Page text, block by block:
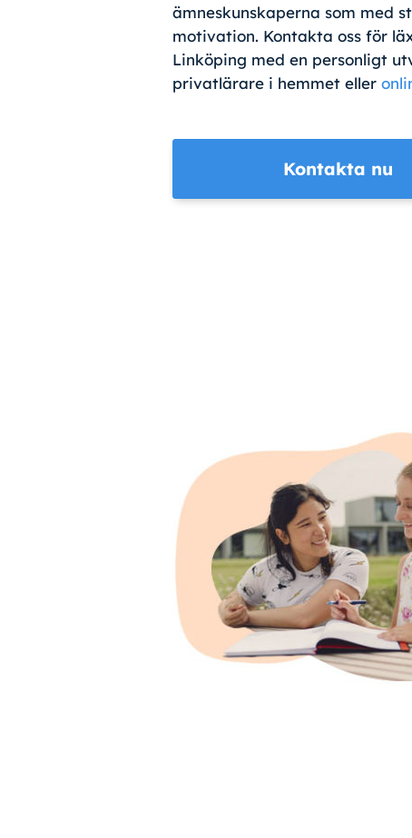
ämneskunskaperna som med
motivation. Kontakta oss för
Linköping med en personligt
privatlärare i hemmet eller
Kontakta nu